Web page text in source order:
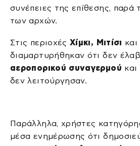
συνέπειες της επίθεσης, παρά
των αρχών.
Στις περιοχέςΧίμκι, Μιτίσι και
διαμαρτυρήθηκαν ότι δεν
αεροπορικού συναγερμού και
δεν λειτούργησαν.
Παράλληλα, χρήστες
μέσα ενημέρωσης ότι